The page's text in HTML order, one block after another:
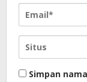
Simpan